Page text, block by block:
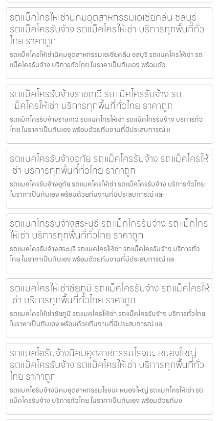
รถแม็คโครให้เช่านิคมอุตสาหกรรมเอเชียคลีน ชลบุรี
รถแม็คโครรับจ้าง รถแม็คโครให้เช่า บริการทุกพื้นที่ทั่ว
ไทย ราคาถูก
รถแม็คโครให้เช่านิคมอุตสาหกรรมเอเชียคลีน ชลบุรี รถแมคโครให้เช่า รถ
แม็คโครรับจ้าง บริการทั่วไทย ในราคาเป็นกันเอง พร้อมด้ว
รถแม็คโครรับจ้างราชเทวี รถแม็คโครรับจ้าง รถ
แม็คโครให้เช่า บริการทุกพื้นที่ทั่วไทย ราคาถูก
รถแม็คโครรับจ้างราชเทวี รถแมคโครให้เช่า รถแม็คโครรับจ้าง บริการทั่ว
ไทย ในราคาเป็นกันเอง พร้อมด้วยทีมงานที่มีประสบการณ์ แ
รถแมคโครรับจ้างอุทัย รถแม็คโครรับจ้าง รถแม็คโครให้
เช่า บริการทุกพื้นที่ทั่วไทย ราคาถูก
รถแมคโครรับจ้างอุทัย รถแมคโครให้เช่า รถแม็คโครรับจ้าง บริการทั่วไทย
ในราคาเป็นกันเอง พร้อมด้วยทีมงานที่มีประสบการณ์ และ
รถแมคโครรับจ้างสระบุรี รถแม็คโครรับจ้าง รถแม็คโคร
ให้เช่า บริการทุกพื้นที่ทั่วไทย ราคาถูก
รถแมคโครรับจ้างสระบุรี รถแมคโครให้เช่า รถแม็คโครรับจ้าง บริการทั่ว
ไทย ในราคาเป็นกันเอง พร้อมด้วยทีมงานที่มีประสบการณ์ แล
รถแมคโครให้เช่าชัยภูมิ รถแม็คโครรับจ้าง รถแม็คโครให้
เช่า บริการทุกพื้นที่ทั่วไทย ราคาถูก
รถแมคโครให้เช่าชัยภูมิ รถแมคโครให้เช่า รถแม็คโครรับจ้าง บริการทั่วไทย
ในราคาเป็นกันเอง พร้อมด้วยทีมงานที่มีประสบการณ์ แล
รถแบคโฮรับจ้างนิคมอุตสาหกรรมโรจนะ หนองใหญ่
รถแม็คโครรับจ้าง รถแม็คโครให้เช่า บริการทุกพื้นที่ทั่ว
ไทย ราคาถูก
รถแบคโฮรับจ้างนิคมอุตสาหกรรมโรจนะ หนองใหญ่ รถแมคโครให้เช่า รถ
แม็คโครรับจ้าง บริการทั่วไทย ในราคาเป็นกันเอง พร้อมด้วยทีมง